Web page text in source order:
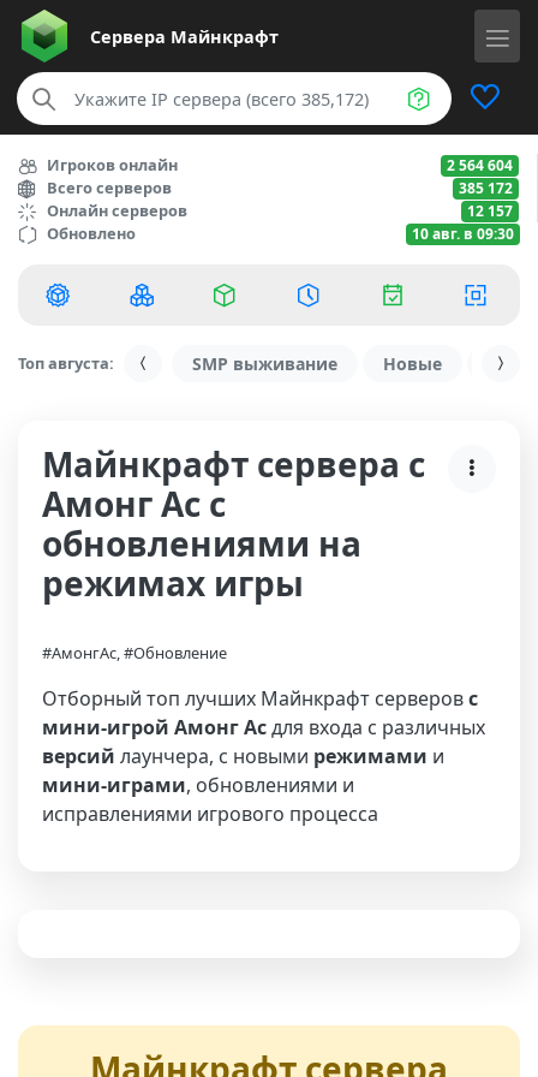
Сервера Майнкрафт
Игроков онлайн 2 564 604
Всего серверов 385 172
Онлайн серверов 12 157
Обновлено 10 авг. в 09:30
Топ августа: SMP выживание Новые С
Майнкрафт сервера с
Амонг Ас с
обновлениями на
режимах игры
#АмонгАс, #Обновление
Отборный топ лучших Майнкрафт серверовс
мини-игрой Амонг Асдля входа с различных
версий лаунчера, с новыми режимами и
мини-играми, обновлениями и
исправлениями игрового процесса